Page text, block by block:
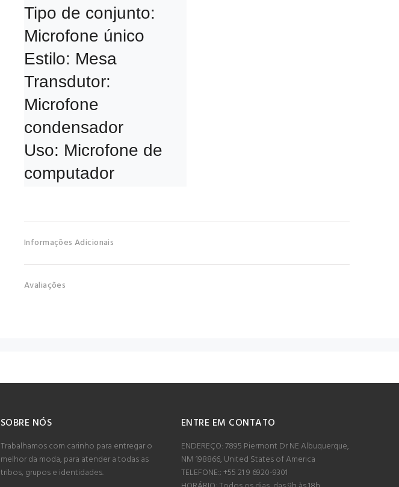
Tipo de conjunto:
Microfone único
Estilo: Mesa
Transdutor:
Microfone
condensador
Uso: Microfone de
computador
Informações Adicionais
Avaliações
SOBRE NÓS
Trabalhamos com carinho para entregar o
melhor da moda, para atender a todas as
tribos, grupos e identidades.
ENTRE EM CONTATO
ENDEREÇO: 7895 Piermont Dr NE Albuquerque,
NM 198866, United States of America
TELEFONE:; +55 21 9 6920-9301